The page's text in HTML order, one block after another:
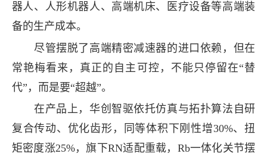
器人、人形机器人、高端机床、医疗设备等高端装
备的生产成本。
尽管摆脱了高端精密减速器的进口依赖，但在
常艳梅看来，真正的自主可控，不能只停留在“替
代”，而是要“超越”。
在产品上，华创智驱依托仿真与拓扑算法自研
复合传动、优化齿形，同等体积下刚性增30%、扭
矩密度涨25%，旗下RN适配重载，Rb一体化关节摆